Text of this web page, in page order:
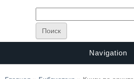
Navigation